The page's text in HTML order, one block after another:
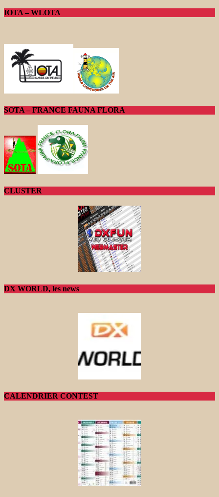
IOTA – WLOTA
SOTA – FRANCE FAUNA FLORA
CLUSTER
DX WORLD, les news
CALENDRIER CONTEST